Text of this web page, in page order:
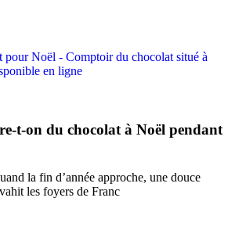
t-on du chocolat à Noël pendant
la fin d’année approche, une douce
les foyers de Franc